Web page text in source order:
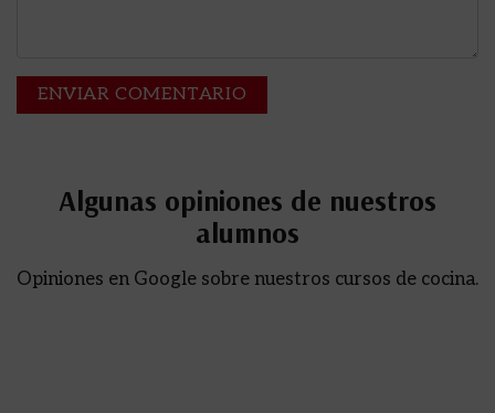
Algunas opiniones de nuestros
alumnos
Opiniones en Google sobre nuestros cursos de cocina.